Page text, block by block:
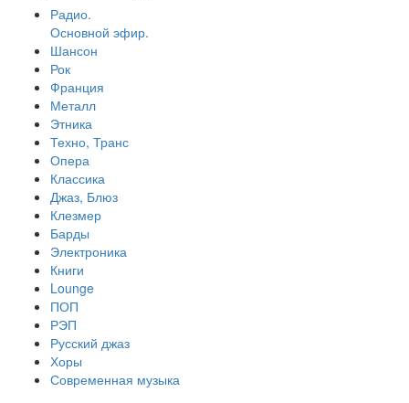
Радио.
Основной эфир.
Шансон
Рок
Франция
Металл
Этника
Техно, Транс
Опера
Классика
Джаз, Блюз
Клезмер
Барды
Электроника
Книги
Lounge
ПОП
РЭП
Русский джаз
Хоры
Современная музыка